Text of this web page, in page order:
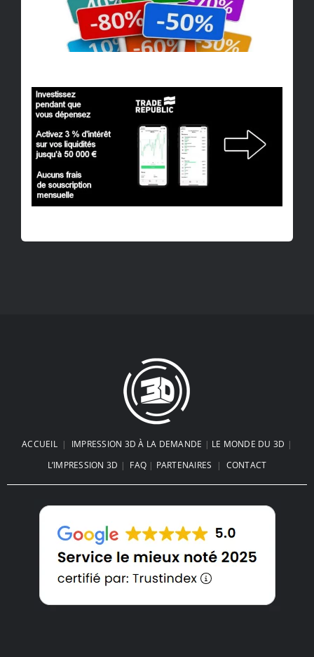
ACCUEIL| IMPRESSION 3D À LA DEMANDE | LE MONDE DU 3D |
L’IMPRESSION 3D | FAQ | PARTENAIRES | CONTACT